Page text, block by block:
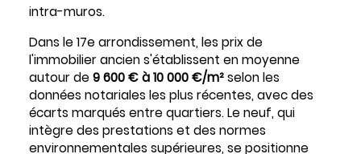
intra-muros.
Dans le 17e arrondissement, les prix de
l'immobilier ancien s'établissent en moyenne
autour de 9 600 € à 10 000 €/m²selon les
données notariales les plus récentes, avec des
écarts marqués entre quartiers. Le neuf, qui
intègre des prestations et des normes
environnementales supérieures, se positionne